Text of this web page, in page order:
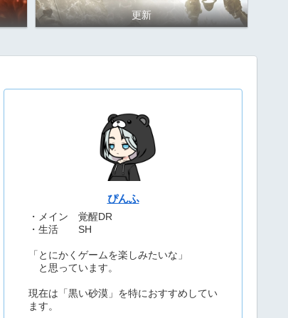
更新
ぴんふ
・メイン 覚醒DR
・生活 SH
「とにかくゲームを楽しみたいな」
と思っています。
現在は「黒い砂漠」を特におすすめしてい
ます。